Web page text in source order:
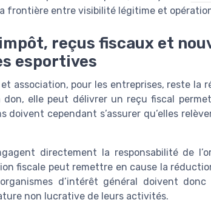
frontière entre visibilité légitime et
reçus fiscaux et
esportives
association, pour les entreprises, reste la
elle peut délivrer un reçu fiscal
doivent cependant s’assurer qu’elles
directement la responsabilité de
fiscale peut remettre en cause la
d’intérêt général doivent
non lucrative de leurs activités.